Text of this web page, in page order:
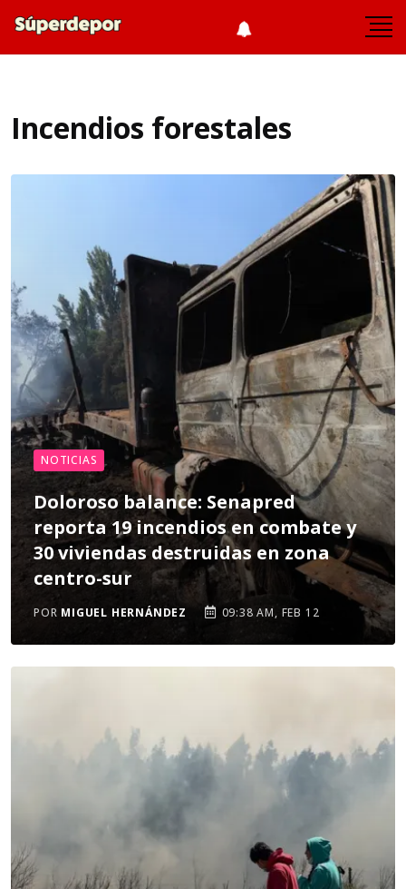
Incendios forestales
NOTICIAS
Doloroso balance: Senapred
reporta 19 incendios en combate y
30 viviendas destruidas en zona
centro-sur
POR MIGUEL HERNÁNDEZ 09:38 AM, FEB 12